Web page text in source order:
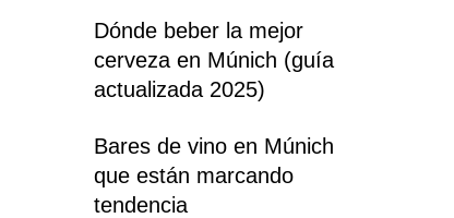
Dónde beber la mejor
cerveza en Múnich (guía
actualizada 2025)
Bares de vino en Múnich
que están marcando
tendencia